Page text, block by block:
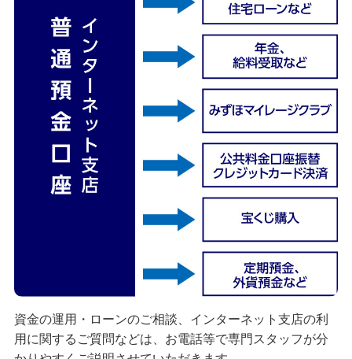
資金の運用・ローンのご相談、インターネット支店の利
用に関するご質問などは、お電話等で専門スタッフが分